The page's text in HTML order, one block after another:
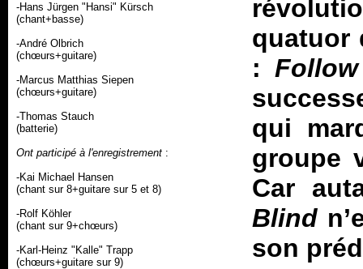
-Hans Jürgen "Hansi" Kürsch
(chant+basse)
-André Olbrich
(chœurs+guitare)
-Marcus Matthias Siepen
(chœurs+guitare)
-Thomas Stauch
(batterie)
Ont participé à l'enregistrement :
-Kai Michael Hansen
(chant sur 8+guitare sur 5 et 8)
-Rolf Köhler
(chant sur 9+chœurs)
-Karl-Heinz "Kalle" Trapp
(chœurs+guitare sur 9)
quatuor
:
qui
groupe
Car
Blind
son